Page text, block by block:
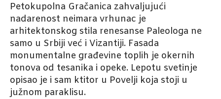
Petokupolna Gračanica zahvaljujući
nadarenost neimara vrhunac je
arhitektonskog stila renesanse Paleologa ne
samo u Srbiji već i Vizantiji. Fasada
monumentalne građevine toplih je okernih
tonova od tesanika i opeke. Lepotu svetinje
opisao je i sam ktitor u Povelji koja stoji u
južnom paraklisu.